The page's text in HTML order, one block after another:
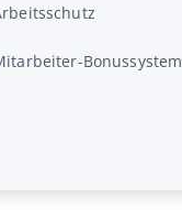
Bonussystem